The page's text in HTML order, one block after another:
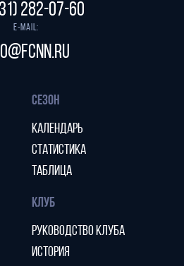
282-07-60
E-mail:
СЕЗОН
КАЛЕНДАРЬ
СТАТИСТИКА
ТАБЛИЦА
КЛУБ
РУКОВОДСТВО КЛУБА
ИСТОРИЯ